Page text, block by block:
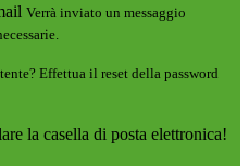
Verrà inviato un messaggio
Effettua il reset della password
la casella di posta elettronica!